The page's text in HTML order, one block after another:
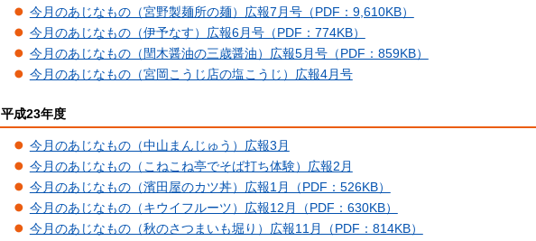
今月のあじなもの（宮野製麺所の麺）広報7月号（PDF：9,610KB）
今月のあじなもの（伊予なす）広報6月号（PDF：774KB）
今月のあじなもの（閏木醤油の三歳醤油）広報5月号（PDF：859KB）
今月のあじなもの（宮岡こうじ店の塩こうじ）広報4月号
平成23年度
今月のあじなもの（中山まんじゅう）広報3月
今月のあじなもの（こねこね亭でそば打ち体験）広報2月
今月のあじなもの（濱田屋のカツ丼）広報1月（PDF：526KB）
今月のあじなもの（キウイフルーツ）広報12月（PDF：630KB）
今月のあじなもの（秋のさつまいも堀り）広報11月（PDF：814KB）